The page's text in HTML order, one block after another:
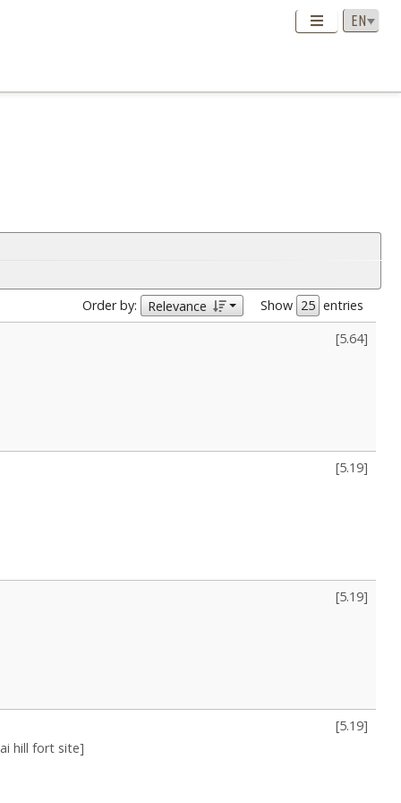
Order by: Relevance Show
entries
[5.64]
[5.19]
[5.19]
[5.19]
hill fort site]